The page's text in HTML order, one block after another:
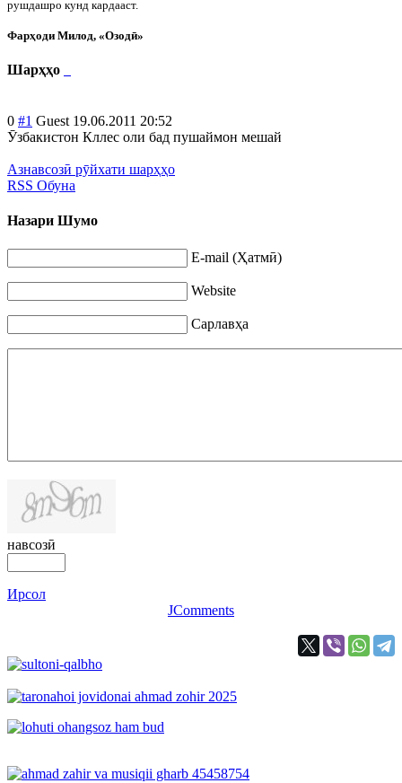
рушдашро кунд кардааст.
Фарҳоди Милод, «Озодӣ»
Шарҳҳо
0 #1 Guest 19.06.2011 20:52
Ӯзбакистон Кллес оли бад пушаймон мешай
Азнавсозӣ рӯйхати шарҳҳо
RSS Обуна
Назари Шумо
E-mail (Ҳатмӣ)
Website
Сарлавҳа
навсозӣ
Ирсол
JComments